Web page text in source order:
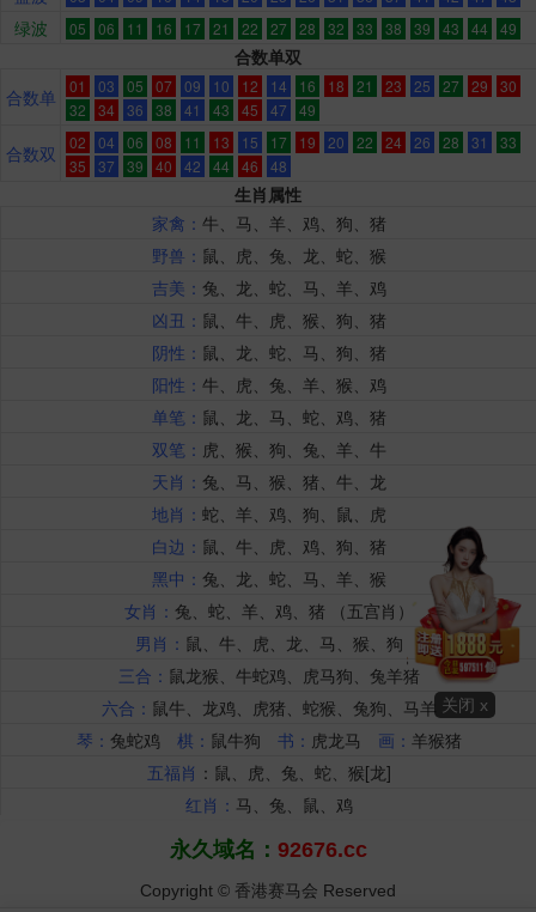
关闭 x
永久域名： 92676.cc
Copyright © 香港赛马会 Reserved